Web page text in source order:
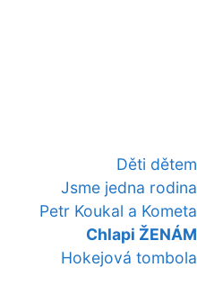
Děti dětem
Jsme jedna rodina
Petr Koukal a Kometa
Chlapi ŽENÁM
Hokejová tombola